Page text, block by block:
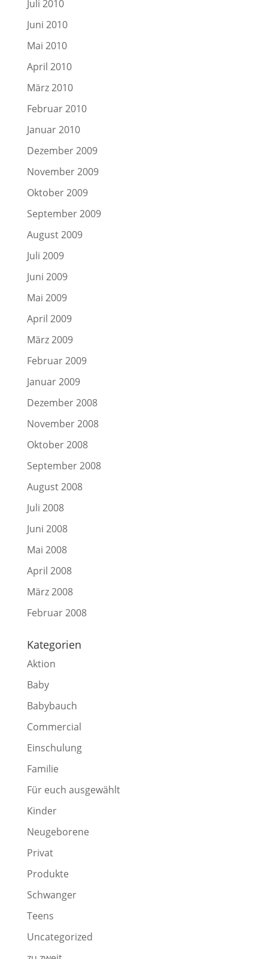
Juli 2010
Juni 2010
Mai 2010
April 2010
März 2010
Februar 2010
Januar 2010
Dezember 2009
November 2009
Oktober 2009
September 2009
August 2009
Juli 2009
Juni 2009
Mai 2009
April 2009
März 2009
Februar 2009
Januar 2009
Dezember 2008
November 2008
Oktober 2008
September 2008
August 2008
Juli 2008
Juni 2008
Mai 2008
April 2008
März 2008
Februar 2008
Kategorien
Aktion
Baby
Babybauch
Commercial
Einschulung
Familie
Für euch ausgewählt
Kinder
Neugeborene
Privat
Produkte
Schwanger
Teens
Uncategorized